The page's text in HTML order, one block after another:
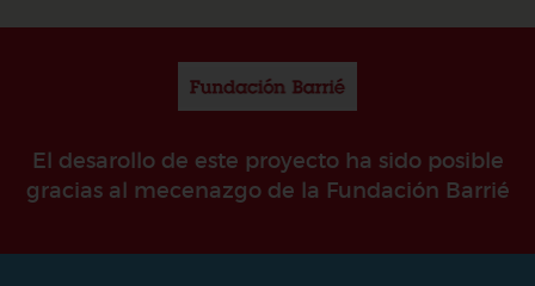
El desarollo de este proyecto ha sido posible
gracias al mecenazgo de la Fundación Barrié